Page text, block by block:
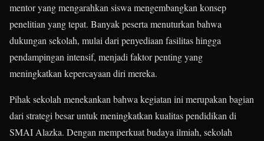
mentor yang mengarahkan siswa mengembangkan konsep
penelitian yang tepat. Banyak peserta menuturkan bahwa
dukungan sekolah, mulai dari penyediaan fasilitas hingga
pendampingan intensif, menjadi faktor penting yang
meningkatkan kepercayaan diri mereka.
Pihak sekolah menekankan bahwa kegiatan ini merupakan bagian
dari strategi besar untuk meningkatkan kualitas pendidikan di
SMAI Alazka. Dengan memperkuat budaya ilmiah, sekolah